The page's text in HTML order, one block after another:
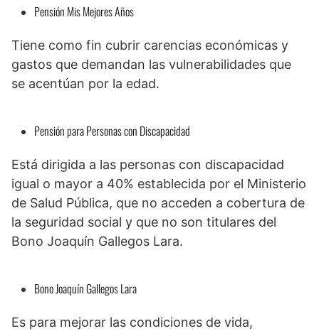
Pensión Mis Mejores Años
Tiene como fin cubrir carencias económicas y
gastos que demandan las vulnerabilidades que
se acentúan por la edad.
Pensión para Personas con Discapacidad
Está dirigida a las personas con discapacidad
igual o mayor a 40% establecida por el Ministerio
de Salud Pública, que no acceden a cobertura de
la seguridad social y que no son titulares del
Bono Joaquín Gallegos Lara.
Bono Joaquín Gallegos Lara
Es para mejorar las condiciones de vida,